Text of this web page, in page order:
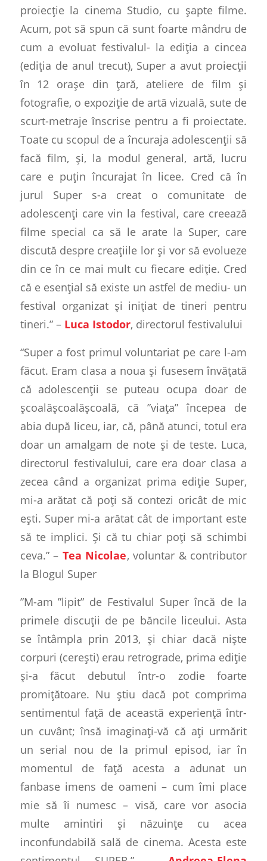
proiecție la cinema Studio, cu șapte filme.
Acum, pot să spun că sunt foarte mândru de
cum a evoluat festivalul- la ediția a cincea
(ediția de anul trecut), Super a avut proiecții
în 12 orașe din țară, ateliere de film și
fotografie, o expoziție de artă vizuală, sute de
scurt-metraje înscrise pentru a fi proiectate.
Toate cu scopul de a încuraja adolescenții să
facă film, și, la modul general, artă, lucru
care e puțin încurajat în licee. Cred că în
jurul Super s-a creat o comunitate de
adolescenți care vin la festival, care creează
filme special ca să le arate la Super, care
discută despre creațiile lor și vor să evolueze
din ce în ce mai mult cu fiecare ediție. Cred
că e esențial să existe un astfel de mediu- un
festival organizat și inițiat de tineri pentru
tineri.” – Luca Istodor, directorul festivalului
“Super a fost primul voluntariat pe care l-am
făcut. Eram clasa a noua și fusesem învățată
că adolescenții se puteau ocupa doar de
școalășcoalășcoală, că ”viața” începea de
abia după liceu, iar, că, până atunci, totul era
doar un amalgam de note și de teste. Luca,
directorul festivalului, care era doar clasa a
zecea când a organizat prima ediție Super,
mi-a arătat că poți să contezi oricât de mic
ești. Super mi-a arătat cât de important este
să te implici. Și că tu chiar poți să schimbi
ceva.” – Tea Nicolae, voluntar & contributor
la Blogul Super
”M-am ”lipit” de Festivalul Super încă de la
primele discuții de pe băncile liceului. Asta
se întâmpla prin 2013, și chiar dacă niște
corpuri (cerești) erau retrograde, prima ediție
și-a făcut debutul într-o zodie foarte
promițătoare. Nu știu dacă pot comprima
sentimentul față de această experiență într-
un cuvânt; însă imaginați-vă că ați urmărit
un serial nou de la primul episod, iar în
momentul de față acesta a adunat un
fanbase imens de oameni – cum îmi place
mie să îi numesc – visă, care vor asocia
multe amintiri și năzuințe cu acea
inconfundabilă sală de cinema. Acesta este